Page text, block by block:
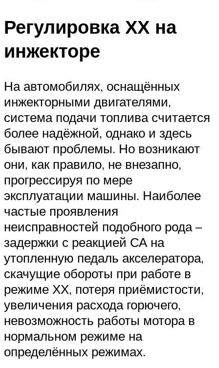
Регулировка ХХ на
инжекторе
На автомобилях, оснащённых
инжекторными двигателями,
система подачи топлива считается
более надёжной, однако и здесь
бывают проблемы. Но возникают
они, как правило, не внезапно,
прогрессируя по мере
эксплуатации машины. Наиболее
частые проявления
неисправностей подобного рода –
задержки с реакцией СА на
утопленную педаль акселератора,
скачущие обороты при работе в
режиме ХХ, потеря приёмистости,
увеличения расхода горючего,
невозможность работы мотора в
нормальном режиме на
определённых режимах.